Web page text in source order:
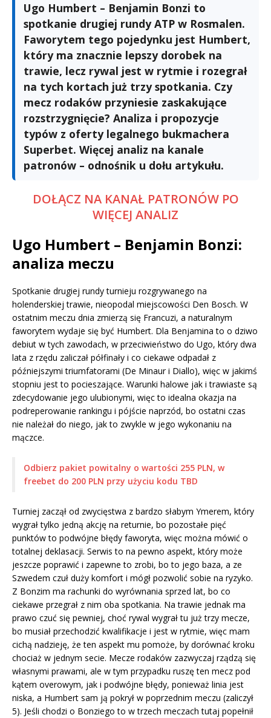
Ugo Humbert – Benjamin Bonzi to
spotkanie drugiej rundy ATP w Rosmalen.
Faworytem tego pojedynku jest Humbert,
który ma znacznie lepszy dorobek na
trawie, lecz rywal jest w rytmie i rozegrał
na tych kortach już trzy spotkania. Czy
mecz rodaków przyniesie zaskakujące
rozstrzygnięcie? Analiza i propozycje
typów z oferty legalnego bukmachera
Superbet. Więcej analiz na kanale
patronów – odnośnik u dołu artykułu.
DOŁĄCZ NA KANAŁ PATRONÓW PO
WIĘCEJ ANALIZ
Ugo Humbert – Benjamin Bonzi:
analiza meczu
Spotkanie drugiej rundy turnieju rozgrywanego na
holenderskiej trawie, nieopodal miejscowości Den Bosch. W
ostatnim meczu dnia zmierzą się Francuzi, a naturalnym
faworytem wydaje się być Humbert. Dla Benjamina to o dziwo
debiut w tych zawodach, w przeciwieństwo do Ugo, który dwa
lata z rzędu zaliczał półfinały i co ciekawe odpadał z
późniejszymi triumfatorami (De Minaur i Diallo), więc w jakimś
stopniu jest to pocieszające. Warunki halowe jak i trawiaste są
zdecydowanie jego ulubionymi, więc to idealna okazja na
podreperowanie rankingu i pójście naprzód, bo ostatni czas
nie należał do niego, jak to zwykle w jego wykonaniu na
mączce.
Odbierz pakiet powitalny o wartości 255 PLN, w
freebet do 200 PLN przy użyciu kodu TBD
Turniej zaczął od zwycięstwa z bardzo słabym Ymerem, który
wygrał tylko jedną akcję na returnie, bo pozostałe pięć
punktów to podwójne błędy faworyta, więc można mówić o
totalnej deklasacji. Serwis to na pewno aspekt, który może
jeszcze poprawić i zapewne to zrobi, bo to jego baza, a ze
Szwedem czuł duży komfort i mógł pozwolić sobie na ryzyko.
Z Bonzim ma rachunki do wyrównania sprzed lat, bo co
ciekawe przegrał z nim oba spotkania. Na trawie jednak ma
prawo czuć się pewniej, choć rywal wygrał tu już trzy mecze,
bo musiał przechodzić kwalifikacje i jest w rytmie, więc mam
cichą nadzieję, że ten aspekt mu pomoże, by dorównać kroku
chociaż w jednym secie. Mecze rodaków zazwyczaj rządzą się
własnymi prawami, ale w tym przypadku ruszę ten mecz pod
kątem overowym, jak i podwójne błędy, ponieważ linia jest
niska, a Humbert sam ją pokrył w poprzednim meczu (zaliczył
5). Jeśli chodzi o Bonziego to w trzech meczach tutaj popełnił